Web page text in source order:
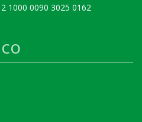
1000 0090 3025 0162